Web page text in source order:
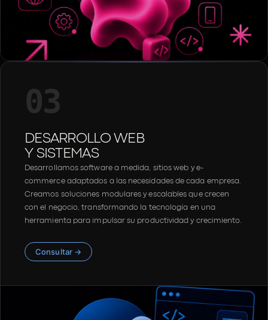
03
DESARROLLO WEB
Y SISTEMAS
Desarrollamos software a medida, sitios web y e-
commerce adaptados a las necesidades de cada empresa.
Creamos soluciones modulares y escalables que crecen
con el negocio, transformando la tecnología en una
herramienta para impulsar su productividad y crecimiento.
Consultar →